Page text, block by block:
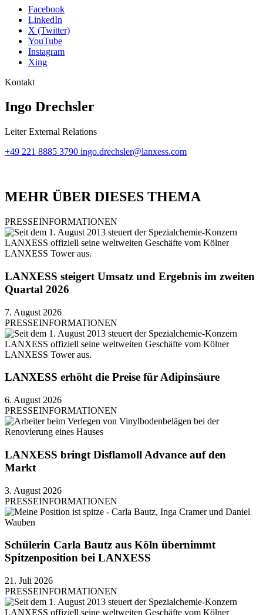
Facebook
LinkedIn
X (Twitter)
YouTube
Instagram
Xing
Kontakt
Ingo Drechsler
Leiter External Relations
+49 221 8885 3790 ingo.drechsler@lanxess.com
MEHR ÜBER DIESES THEMA
PRESSEINFORMATIONEN
LANXESS steigert Umsatz und Ergebnis im zweiten
Quartal 2026
7. August 2026
PRESSEINFORMATIONEN
LANXESS erhöht die Preise für Adipinsäure
6. August 2026
PRESSEINFORMATIONEN
LANXESS bringt Disflamoll Advance auf den
Markt
3. August 2026
PRESSEINFORMATIONEN
Schülerin Carla Bautz aus Köln übernimmt
Spitzenposition bei LANXESS
21. Juli 2026
PRESSEINFORMATIONEN